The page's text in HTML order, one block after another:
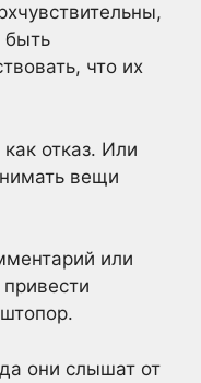
что их
отказ. Или
вещи
или
они слышат от